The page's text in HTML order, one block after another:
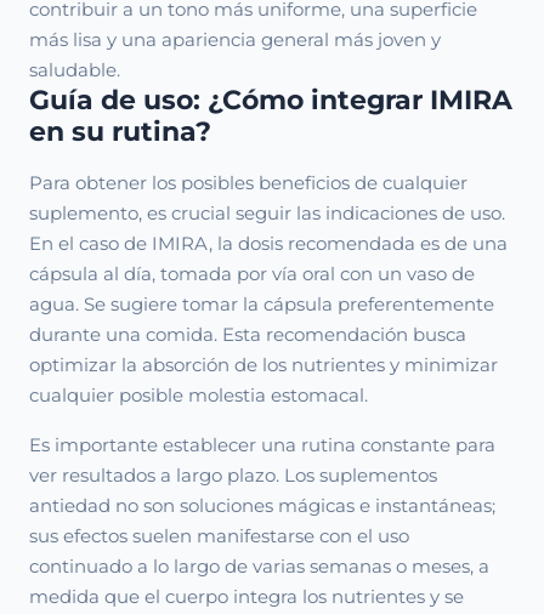
contribuir a un tono más uniforme, una superficie
más lisa y una apariencia general más joven y
saludable.
Guía de uso: ¿Cómo integrar IMIRA
en su rutina?
Para obtener los posibles beneficios de cualquier
suplemento, es crucial seguir las indicaciones de uso.
En el caso de IMIRA, la dosis recomendada es de una
cápsula al día, tomada por vía oral con un vaso de
agua. Se sugiere tomar la cápsula preferentemente
durante una comida. Esta recomendación busca
optimizar la absorción de los nutrientes y minimizar
cualquier posible molestia estomacal.
Es importante establecer una rutina constante para
ver resultados a largo plazo. Los suplementos
antiedad no son soluciones mágicas e instantáneas;
sus efectos suelen manifestarse con el uso
continuado a lo largo de varias semanas o meses, a
medida que el cuerpo integra los nutrientes y se